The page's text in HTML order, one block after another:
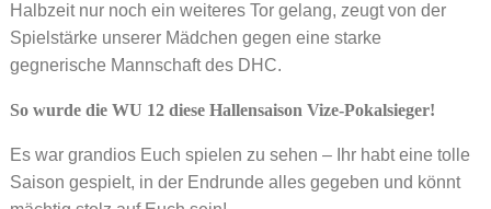
Halbzeit nur noch ein weiteres Tor gelang, zeugt von der
Spielstärke unserer Mädchen gegen eine starke
gegnerische Mannschaft des DHC.
So wurde die WU 12 diese Hallensaison Vize-Pokalsieger!
Es war grandios Euch spielen zu sehen – Ihr habt eine tolle
Saison gespielt, in der Endrunde alles gegeben und könnt